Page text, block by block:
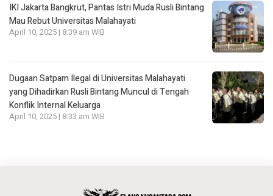
IKI Jakarta Bangkrut, Pantas Istri Muda Rusli Bintang
Mau Rebut Universitas Malahayati
April 10, 2025 | 8:39 am WIB
Dugaan Satpam Ilegal di Universitas Malahayati
yang Dihadirkan Rusli Bintang Muncul di Tengah
Konflik Internal Keluarga
April 10, 2025 | 8:33 am WIB